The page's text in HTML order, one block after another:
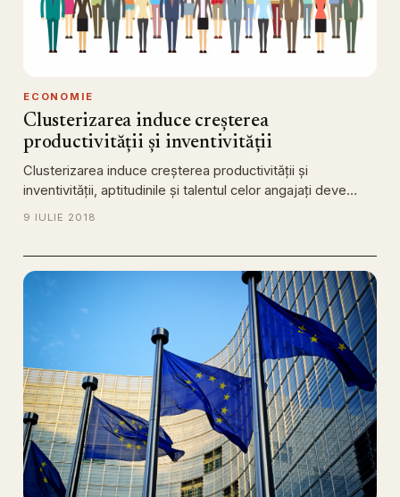
ECONOMIE
Clusterizarea induce creșterea
productivității și inventivității
Clusterizarea induce creșterea productivității și
inventivității, aptitudinile și talentul celor angajați deve…
9 IULIE 2018